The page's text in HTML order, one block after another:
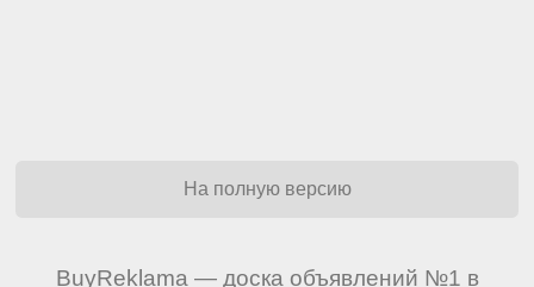
На полную версию
BuyReklama — доска объявлений №1 в